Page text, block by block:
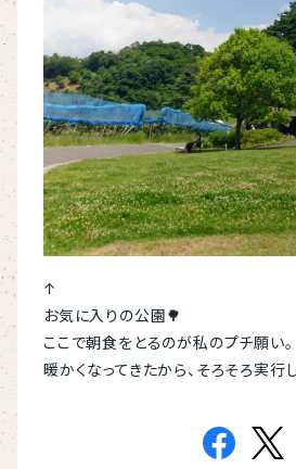
↑
お気に入りの公園🌳
ここで朝食をとるのが私のプチ願い。
暖かくなってきたから、そろそろ実行